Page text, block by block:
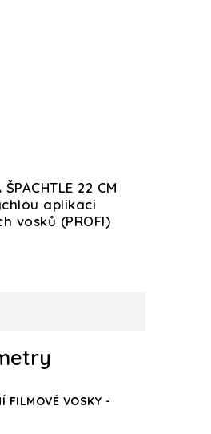
ŠPACHTLE 22 CM
aplikaci
vosků (PROFI)
FILMOVÉ VOSKY -